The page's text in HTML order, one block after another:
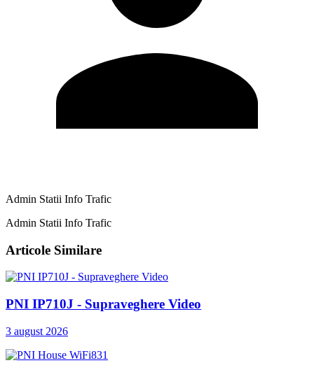
Admin Statii Info Trafic
Admin Statii Info Trafic
Articole Similare
PNI IP710J - Supraveghere Video
3 august 2026